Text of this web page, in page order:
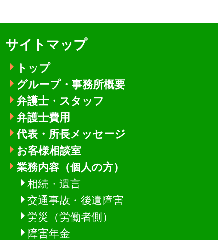
サイトマップ
トップ
グループ・事務所概要
弁護士・スタッフ
弁護士費用
代表・所長メッセージ
お客様相談室
業務内容（個人の方）
相続・遺言
交通事故・後遺障害
労災（労働者側）
障害年金